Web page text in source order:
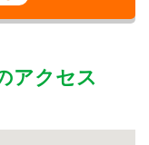
アクセス